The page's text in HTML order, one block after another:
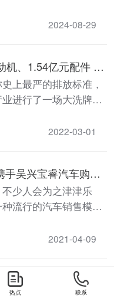
日出行清凉舒适？
2024-08-29
机、1.54亿元配件 潍
“国六时代”组合拳
上最严的排放标准，
进行了一场大洗牌。
用车行业需要直面的关
2022-03-01
手吴兴宝睿汽车购车
少人会为之津津乐
流行的汽车销售模
未来前景一片向好，现
司举办“人保购车嘉年
不多不要错过！
2021-04-09
南浔强生汽车购车
少人的首选都会是车
热点 联系